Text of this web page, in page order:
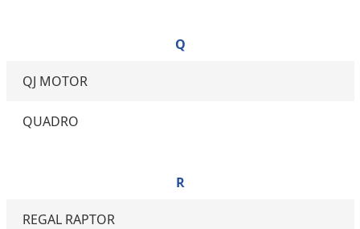
Q
QJ MOTOR
QUADRO
R
REGAL RAPTOR